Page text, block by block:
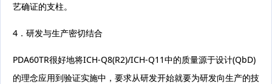
艺确证的支柱。
4．研发与生产密切结合
PDA60TR很好地将ICH-Q8(R2)/ICH-Q11中的质量源于设计(QbD)
的理念应用到验证实施中，要求从研发开始就要为研发向生产的技